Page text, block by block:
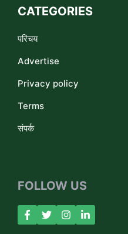
CATEGORIES
परिचय
Advertise
Privacy policy
Terms
संपर्क
FOLLOW US